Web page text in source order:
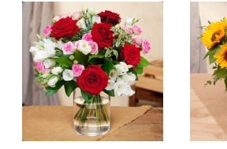
sobald die Bestellung aufgegeben
Floristen in Vereinigtes-Königreich Ihren
frischen Blumen kreieren, die Lieferung
dann in weniger als 24 Stunden.